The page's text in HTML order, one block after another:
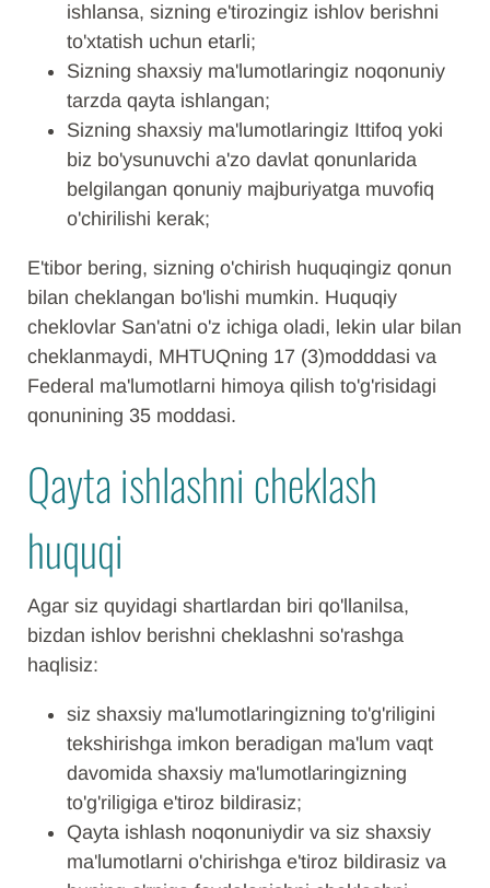
ishlansa, sizning e'tirozingiz ishlov berishni
to'xtatish uchun etarli;
Sizning shaxsiy ma'lumotlaringiz noqonuniy
tarzda qayta ishlangan;
Sizning shaxsiy ma'lumotlaringiz Ittifoq yoki
biz bo'ysunuvchi a'zo davlat qonunlarida
belgilangan qonuniy majburiyatga muvofiq
o'chirilishi kerak;
E'tibor bering, sizning o'chirish huquqingiz qonun
bilan cheklangan bo'lishi mumkin. Huquqiy
cheklovlar San'atni o'z ichiga oladi, lekin ular bilan
cheklanmaydi, MHTUQning 17 (3)modddasi va
Federal ma'lumotlarni himoya qilish to'g'risidagi
qonunining 35 moddasi.
Qayta ishlashni cheklash
huquqi
Agar siz quyidagi shartlardan biri qo'llanilsa,
bizdan ishlov berishni cheklashni so'rashga
haqlisiz:
siz shaxsiy ma'lumotlaringizning to'g'riligini
tekshirishga imkon beradigan ma'lum vaqt
davomida shaxsiy ma'lumotlaringizning
to'g'riligiga e'tiroz bildirasiz;
Qayta ishlash noqonuniydir va siz shaxsiy
ma'lumotlarni o'chirishga e'tiroz bildirasiz va